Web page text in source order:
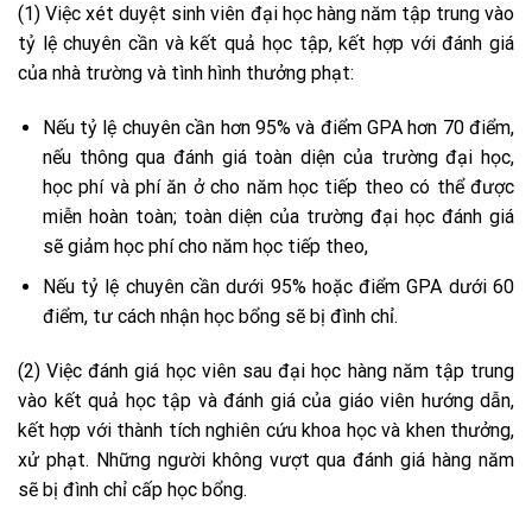
(1) Việc xét duyệt sinh viên đại học hàng năm tập trung vào
tỷ lệ chuyên cần và kết quả học tập, kết hợp với đánh giá
của nhà trường và tình hình thưởng phạt:
Nếu tỷ lệ chuyên cần hơn 95% và điểm GPA hơn 70 điểm,
nếu thông qua đánh giá toàn diện của trường đại học,
học phí và phí ăn ở cho năm học tiếp theo có thể được
miễn hoàn toàn; toàn diện của trường đại học đánh giá
sẽ giảm học phí cho năm học tiếp theo,
Nếu tỷ lệ chuyên cần dưới 95% hoặc điểm GPA dưới 60
điểm, tư cách nhận học bổng sẽ bị đình chỉ.
(2) Việc đánh giá học viên sau đại học hàng năm tập trung
vào kết quả học tập và đánh giá của giáo viên hướng dẫn,
kết hợp với thành tích nghiên cứu khoa học và khen thưởng,
xử phạt. Những người không vượt qua đánh giá hàng năm
sẽ bị đình chỉ cấp học bổng.